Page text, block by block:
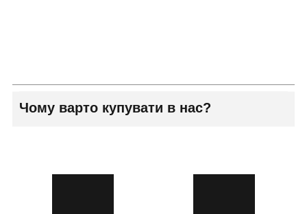
Чому варто купувати в нас?